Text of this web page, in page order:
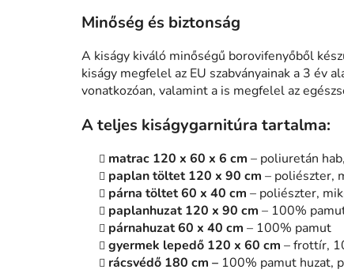
Minőség és biztonság
A kiságy kiváló minőségű borovifenyőből
kiságy megfelel az EU szabványainak a 3 év
vonatkozóan, valamint a is megfelel az
A teljes kiságygarnitúra tartalma:
matrac 120 x 60 x 6 cm – poliuretán
paplan töltet 120 x 90 cm – poliészter,
párna töltet 60 x 40 cm – poliészter,
paplanhuzat 120 x 90 cm – 100%
párnahuzat 60 x 40 cm – 100% pamut
gyermek lepedő 120 x 60 cm – frottír,
rácsvédő 180 cm – 100% pamut huzat,